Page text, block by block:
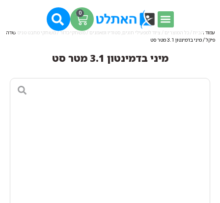
0
עמוד הבית / כל המוצרים / ציוד למפעילי חוגים, סטודיו ומאמנים / משחקי כדור/משחקי מחבט טניס שדה
פיקל/ מיני בדמינטון 3.1 מטר סט
מיני בדמינטון 3.1 מטר סט